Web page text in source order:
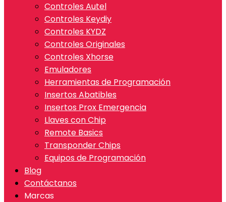
Controles Autel
Controles Keydiy
Controles KYDZ
Controles Originales
Controles Xhorse
Emuladores
Herramientas de Programación
Insertos Abatibles
Insertos Prox Emergencia
Llaves con Chip
Remote Basics
Transponder Chips
Equipos de Programación
Blog
Contáctanos
Marcas